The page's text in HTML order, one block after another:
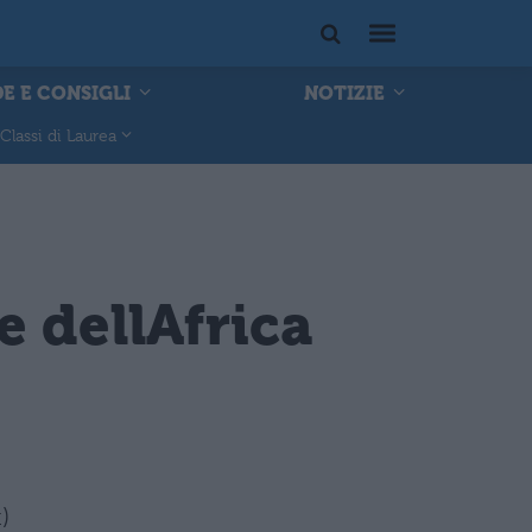
E CONSIGLI NOTIZIE
Classi di Laurea
dellAfrica